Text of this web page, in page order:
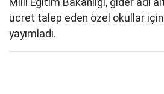
Milli Eğitim Bakanlığı, gider adı
ücret talep eden özel okullar için
yayımladı.